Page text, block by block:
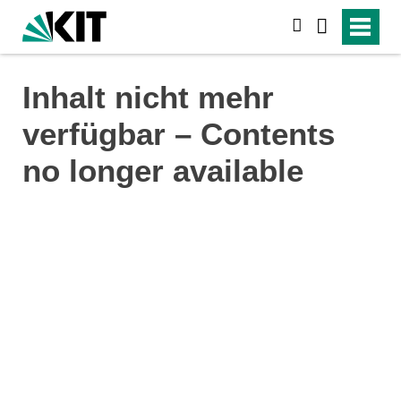
Inhalt nicht mehr
verfügbar – Contents
no longer available